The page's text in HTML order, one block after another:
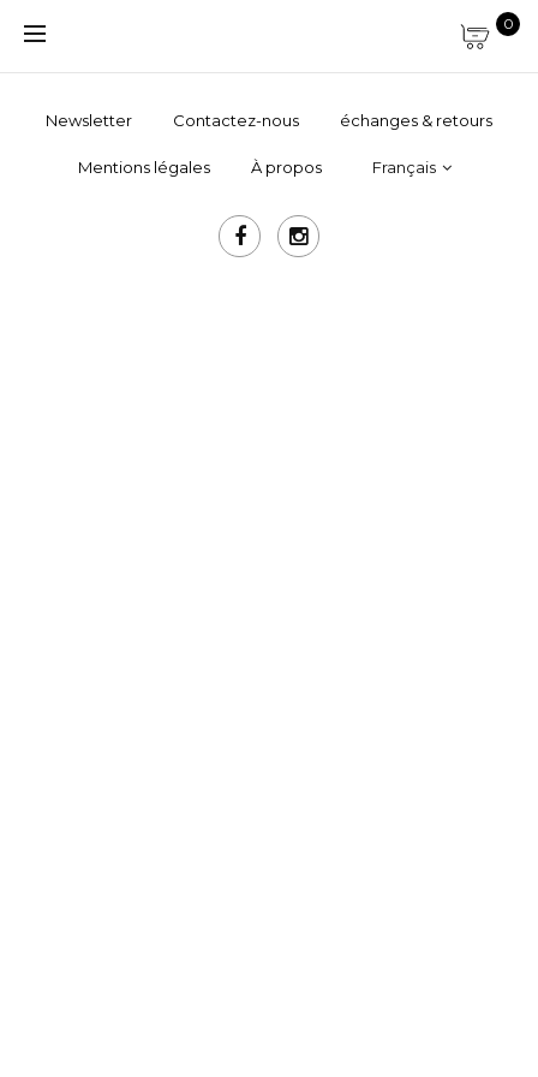
0
Newsletter Contactez-nous échanges & retours
Mentions légales À propos Français